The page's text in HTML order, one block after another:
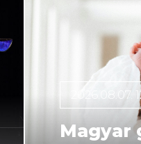
2026.08.07.
Magyar